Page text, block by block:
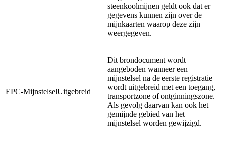
steenkoolmijnen geldt ook dat er
gegevens kunnen zijn over de
mijnkaarten waarop deze zijn
weergegeven.
EPC-MijnstelselUitgebreid
Dit brondocument wordt
aangeboden wanneer een
mijnstelsel na de eerste registratie
wordt uitgebreid met een toegang,
transportzone of ontginningszone.
Als gevolg daarvan kan ook het
gemijnde gebied van het
mijnstelsel worden gewijzigd.